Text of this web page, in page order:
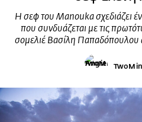
Η σεφ του Manouka σχεδιάζει
που συνδυάζεται με τις
σομελιέ Βασίλη Παπαδόπουλου